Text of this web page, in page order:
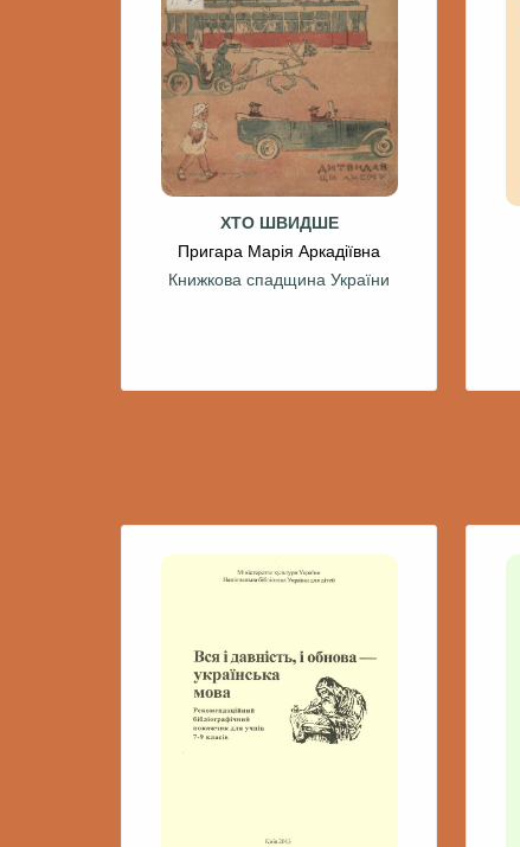
ХТО ШВИДШЕ
Пригара Марія Аркадіївна
Книжкова спадщина України